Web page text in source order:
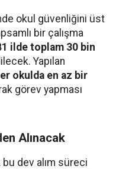
okul güvenliğini üst
bir çalışma
ilde toplam 30 bin
Yapılan
okulda en az bir
görev yapması
Alınacak
dev alım süreci